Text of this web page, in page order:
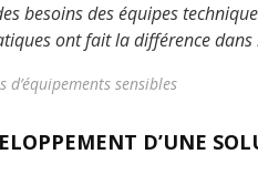
besoins des équipes
ont fait la différence dans
sensibles
D’UNE